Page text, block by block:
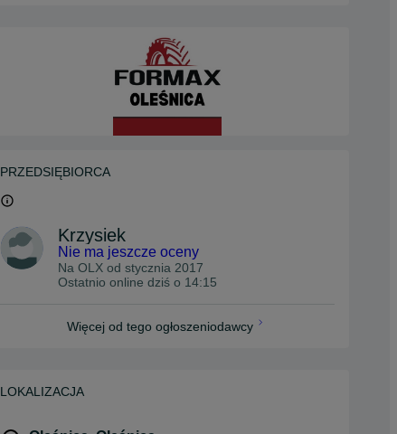
PRZEDSIĘBIORCA
Krzysiek
Nie ma jeszcze oceny
Na OLX od stycznia 2017
Ostatnio online dziś o 14:15
Więcej od tego ogłoszeniodawcy
LOKALIZACJA